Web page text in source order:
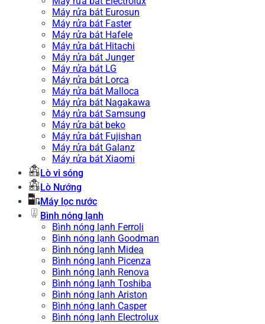
Máy rửa bát Eurosun
Máy rửa bát Faster
Máy rửa bát Hafele
Máy rửa bát Hitachi
Máy rửa bát Junger
Máy rửa bát LG
Máy rửa bát Lorca
Máy rửa bát Malloca
Máy rửa bát Nagakawa
Máy rửa bát Samsung
Máy rửa bát beko
Máy rửa bát Fujishan
Máy rửa bát Galanz
Máy rửa bát Xiaomi
Lò vi sóng
Lò Nướng
Máy lọc nước
Bình nóng lạnh
Bình nóng lạnh Ferroli
Bình nóng lạnh Goodman
Bình nóng lạnh Midea
Bình nóng lạnh Picenza
Bình nóng lạnh Renova
Bình nóng lạnh Toshiba
Bình nóng lạnh Ariston
Bình nóng lạnh Casper
Bình nóng lạnh Electrolux